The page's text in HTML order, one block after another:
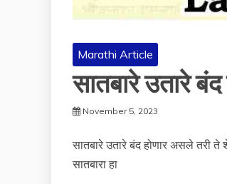
Marathi Article
सातबारे उतारे
November 5, 2023
सातबारे उतारे बंद होणार असले तरी ते
सातबारा हा